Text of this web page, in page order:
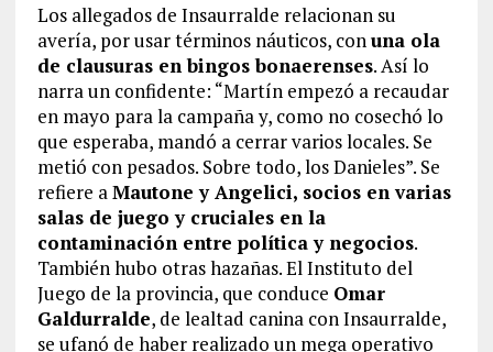
Los allegados de Insaurralde relacionan su
avería, por usar términos náuticos, conuna ola
de clausuras en bingos bonaerenses. Así lo
narra un confidente: “Martín empezó a recaudar
en mayo para la campaña y, como no cosechó lo
que esperaba, mandó a cerrar varios locales. Se
metió con pesados. Sobre todo, los Danieles”. Se
refiere aMautone y Angelici, socios en varias
salas de juego y cruciales en la
contaminación entre política y negocios.
También hubo otras hazañas. El Instituto del
Juego de la provincia, que conduce Omar
Galdurralde, de lealtad canina con Insaurralde,
se ufanó de haber realizado un mega operativo